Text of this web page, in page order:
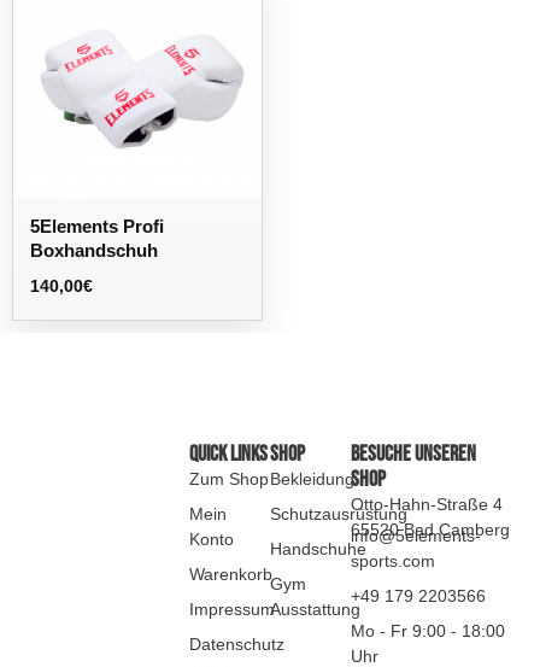
5Elements Profi
Boxhandschuh
140,00€
SHOP
Bekleidung
Schutzausrüstung
Handschuhe
Gym
Ausstattung
Quick Links
Zum Shop
Mein
Konto
Warenkorb
Impressum
Datenschutz
Besuche Unseren
Shop
Otto-Hahn-Straße 4
65520 Bad Camberg
info@5elements-
sports.com
+49 179 2203566
Mo - Fr 9:00 - 18:00
Uhr